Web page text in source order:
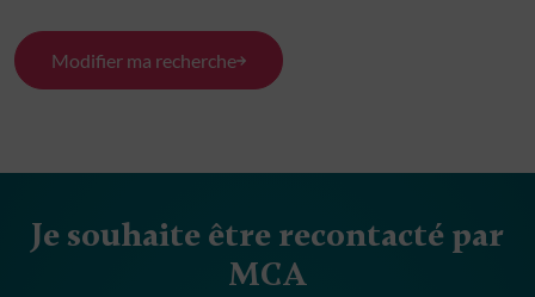
Modifier ma recherche
Je souhaite être recontacté par
MCA